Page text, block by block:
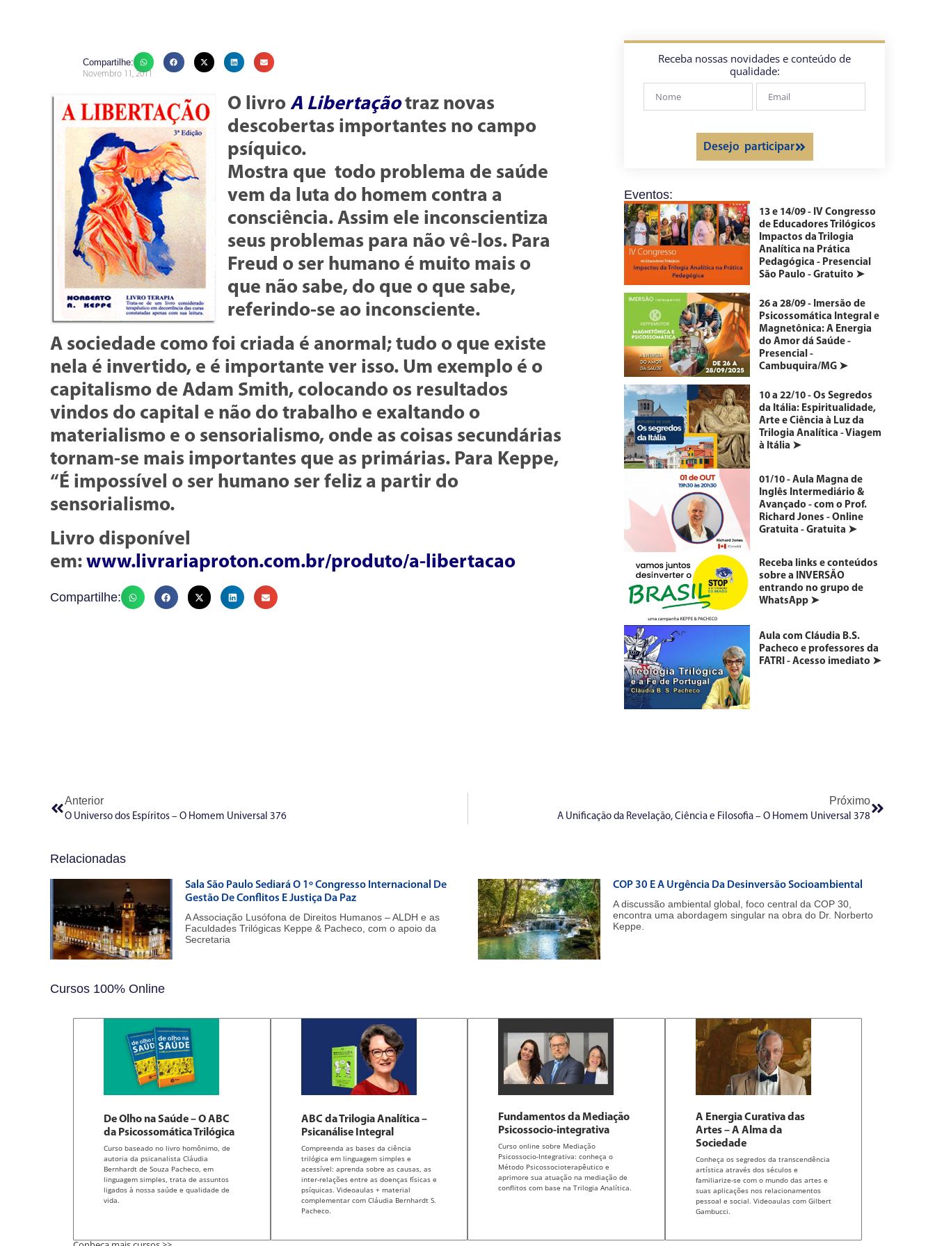
Compartilhe:
Novembro 11, 2011
O livro A Libertaçãotraz novas
descobertas importantes no campo
psíquico.
Mostra que todo problema de saúde
vem da luta do homem contra a
consciência. Assim ele inconscientiza
seus problemas para não vê-los. Para
Freud o ser humano é muito mais o
que não sabe, do que o que sabe,
referindo-se ao inconsciente.
A sociedade como foi criada é anormal; tudo o que existe
nela é invertido, e é importante ver isso. Um exemplo é o
capitalismo de Adam Smith, colocando os resultados
vindos do capital e não do trabalho e exaltando o
materialismo e o sensorialismo, onde as coisas secundárias
tornam-se mais importantes que as primárias. Para Keppe,
“É impossível o ser humano ser feliz a partir do
sensorialismo.
Livro disponível
em: www.livrariaproton.com.br/produto/a-libertacao
Compartilhe:
Receba nossas novidades e conteúdo de
qualidade:
Desejo participar
Eventos:
13 e 14/09 - IV Congresso
de Educadores Trilógicos
Impactos da Trilogia
Analítica na Prática
Pedagógica - Presencial
São Paulo - Gratuito ➤
26 a 28/09 - Imersão de
Psicossomática Integral e
Magnetônica: A Energia
do Amor dá Saúde -
Presencial -
Cambuquira/MG ➤
10 a 22/10 - Os Segredos
da Itália: Espiritualidade,
Arte e Ciência à Luz da
Trilogia Analítica - Viagem
à Itália ➤
01/10 - Aula Magna de
Inglês Intermediário &
Avançado - com o Prof.
Richard Jones - Online
Gratuita - Gratuita ➤
Receba links e conteúdos
sobre a INVERSÃO
entrando no grupo de
WhatsApp ➤
Aula com Cláudia B.S.
Pacheco e professores da
FATRI - Acesso imediato ➤
Anterior
O Universo dos Espíritos – O Homem Universal 376
Próximo
A Unificação da Revelação, Ciência e Filosofia – O Homem Universal 378
Relacionadas
Sala São Paulo Sediará O 1º Congresso Internacional De
Gestão De Conflitos E Justiça Da Paz
A Associação Lusófona de Direitos Humanos – ALDH e as
Faculdades Trilógicas Keppe & Pacheco, com o apoio da
Secretaria
COP 30 E A Urgência Da Desinversão Socioambiental
A discussão ambiental global, foco central da COP 30,
encontra uma abordagem singular na obra do Dr. Norberto
Keppe.
Cursos 100% Online
De Olho na Saúde – O ABC
da Psicossomática Trilógica
Curso baseado no livro homônimo, de
autoria da psicanalista Cláudia
Bernhardt de Souza Pacheco, em
linguagem simples, trata de assuntos
ligados à nossa saúde e qualidade de
vida.
ABC da Trilogia Analítica –
Psicanálise Integral
Compreenda as bases da ciência
trilógica em linguagem simples e
acessível: aprenda sobre as causas, as
inter-relações entre as doenças físicas e
psíquicas. Videoaulas + material
complementar com Cláudia Bernhardt S.
Pacheco.
Fundamentos da Mediação
Psicossocio-integrativa
Curso online sobre Mediação
Psicossocio-Integrativa: conheça o
Método Psicossocioterapêutico e
aprimore sua atuação na mediação de
conflitos com base na Trilogia Analítica.
A Energia Curativa das
Artes – A Alma da
Sociedade
Conheça os segredos da transcendência
artística através dos séculos e
familiarize-se com o mundo das artes e
suas aplicações nos relacionamentos
pessoal e social. Videoaulas com Gilbert
Gambucci.